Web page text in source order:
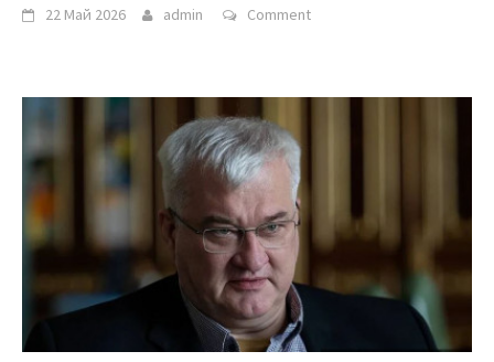
22 Май 2026 admin Comment